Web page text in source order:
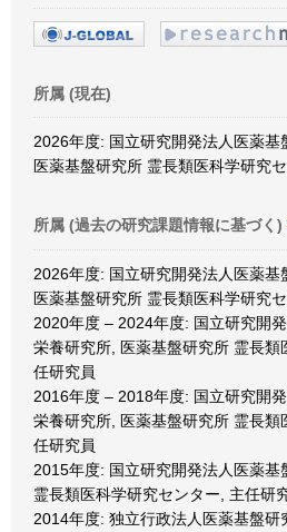
所属 (現在)
2026年度: 国立研究開発法人医薬基
医薬基盤研究所 霊長類医科学研究
所属 (過去の研究課題情報に基づく)
2026年度: 国立研究開発法人医薬基
医薬基盤研究所 霊長類医科学研究
2020年度 – 2024年度: 国立研究開
栄養研究所, 医薬基盤研究所 霊長類
任研究員
2016年度 – 2018年度: 国立研究開
栄養研究所, 医薬基盤研究所 霊長類
任研究員
2015年度: 国立研究開発法人医薬基
霊長類医科学研究センター, 主任研
2014年度: 独立行政法人医薬基盤研